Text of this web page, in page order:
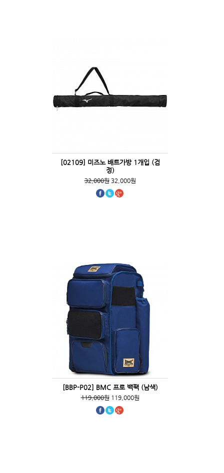
[02109] 미즈노 배트가방 1개입 (검
정)
32,000원32,000원
[BBP-P02] BMC 프로 백팩 (남색)
119,000원119,000원